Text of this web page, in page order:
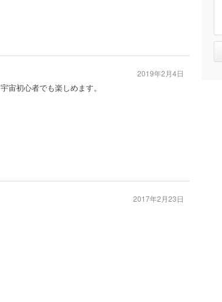
宙初心者でも楽しめます。
2019年2月4日
2017年2月23日